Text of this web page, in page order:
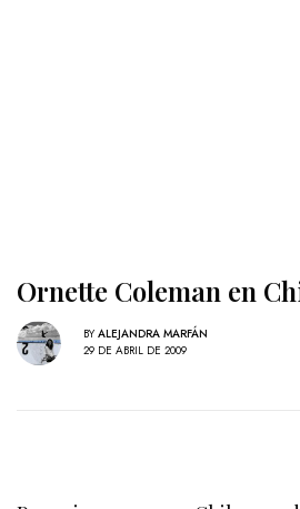
Ornette Coleman en
BY ALEJANDRA MARFÁN
29 DE ABRIL DE 2009